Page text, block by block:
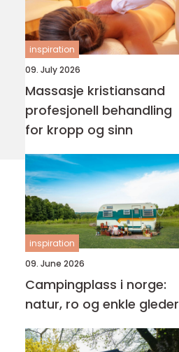
inspiration
09. July 2026
Massasje kristiansand
profesjonell behandling
for kropp og sinn
inspiration
09. June 2026
Campingplass i norge:
natur, ro og enkle gleder